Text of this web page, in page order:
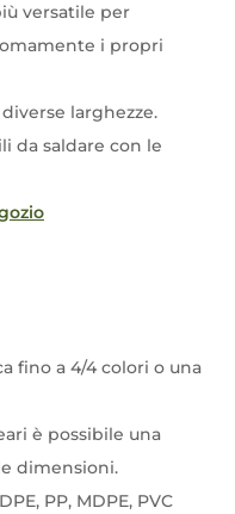
versatile per
i propri
larghezze.
da saldare con le
fino a 4/4 colori o una
è possibile una
dimensioni.
PP, MDPE, PVC